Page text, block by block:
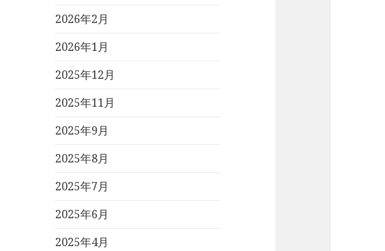
2026年2月
2026年1月
2025年12月
2025年11月
2025年9月
2025年8月
2025年7月
2025年6月
2025年4月